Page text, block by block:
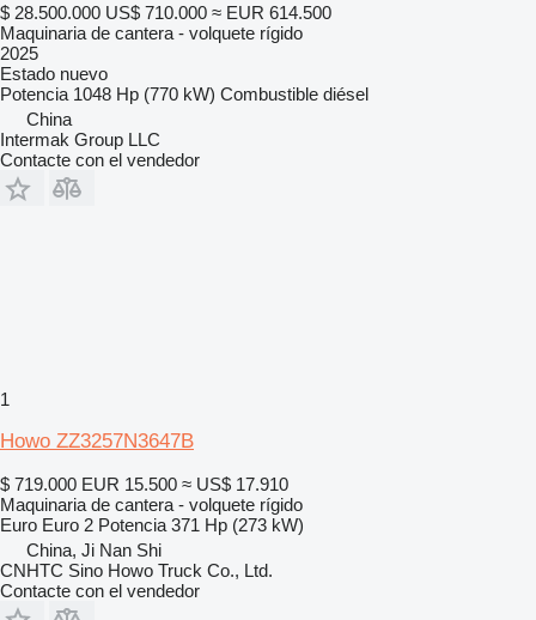
$ 28.500.000 US$ 710.000 ≈ EUR 614.500
Maquinaria de cantera - volquete rígido
2025
Estado nuevo
Potencia 1048 Hp (770 kW) Combustible diésel
China
Intermak Group LLC
Contacte con el vendedor
1
Howo ZZ3257N3647B
$ 719.000 EUR 15.500 ≈ US$ 17.910
Maquinaria de cantera - volquete rígido
Euro Euro 2 Potencia 371 Hp (273 kW)
China, Ji Nan Shi
CNHTC Sino Howo Truck Co., Ltd.
Contacte con el vendedor